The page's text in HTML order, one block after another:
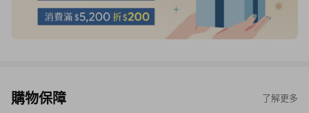
購物保障 了解更多